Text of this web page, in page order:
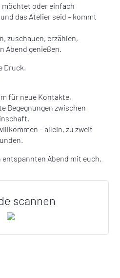
möchtet oder einfach
das Atelier seid – kommt
zuschauen, erzählen,
Abend genießen.
Druck.
für neue Kontakte,
Begegnungen zwischen
– allein, zu zweit
Abend mit euch.
scannen